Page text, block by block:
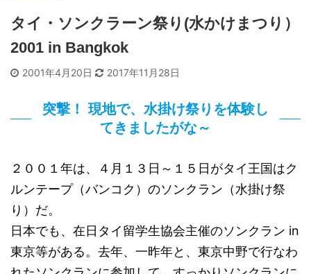
タイ・ソンクラーン祭り(水かけまつり）
2001 in Bangkok
2001年4月20日 2017年11月28日
突撃！ 現地で、水掛け祭りを体験し
てきましたがな～
２００１年は、４月１３日～１５日がタイ王国はク
ルンテープ（バンコク）のソンクラン（水掛け祭
り）だ。
日本でも、在日タイ留学生協会主催のソンクラン in
東京等がある。去年、一昨年と、東京中野で行なわ